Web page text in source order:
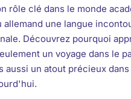
rôle clé dans le monde
une langue
Découvrez pourquoi
un voyage dans le
aussi un atout précieux dans